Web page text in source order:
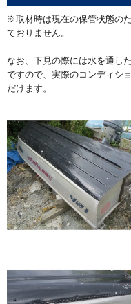
※取材時は現在の保管状態の
ておりません。
なお、下見の際には水を通し
ですので、実際のコンディシ
だけます。